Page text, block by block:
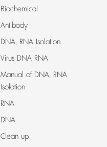
Biochemical
Antibody
DNA, RNA Isolation
Virus DNA RNA
Manual of DNA, RNA
Isolation
RNA
DNA
Clean up